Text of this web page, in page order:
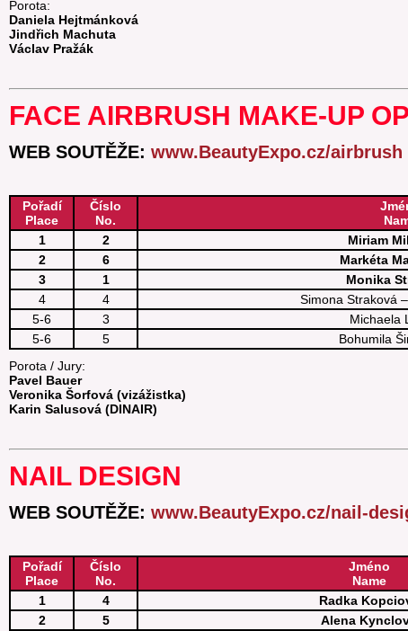
Porota:
Daniela Hejtmánková
Jindřich Machuta
Václav Pražák
FACE AIRBRUSH MAKE-UP
WEB SOUTĚŽE: www.BeautyExpo.cz/airbrush
Pořadí
Place
Číslo
No.
1
2
Miriam
2
6
Markéta
3
1
Monika
4
4
Simona Straková
5-6
3
Michaela
5-6
5
Bohumila
Porota / Jury:
Pavel Bauer
Veronika Šorfová (vizážistka)
Karin Salusová (DINAIR)
NAIL DESIGN
WEB SOUTĚŽE: www.BeautyExpo.cz/nail-
Pořadí
Place
Číslo
No.
Jméno
Name
1
4 Radka
2
5 Alena